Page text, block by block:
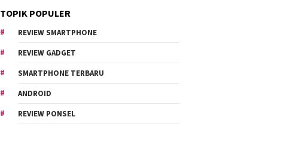
TOPIK POPULER
REVIEW SMARTPHONE
REVIEW GADGET
SMARTPHONE TERBARU
ANDROID
REVIEW PONSEL